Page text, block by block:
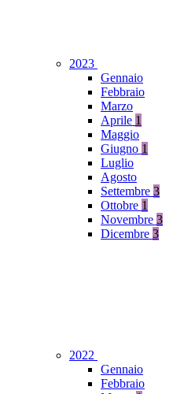
2023
Gennaio
Febbraio
Marzo
Aprile 1
Maggio
Giugno 1
Luglio
Agosto
Settembre 3
Ottobre 1
Novembre 3
Dicembre 3
2022
Gennaio
Febbraio